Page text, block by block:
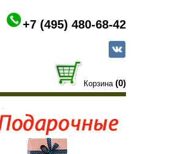
+7 (495) 480-68-42
Корзина (0)